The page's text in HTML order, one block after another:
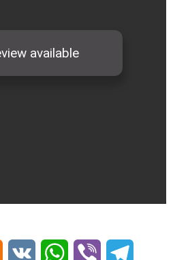
Odnoklassniki
VK WhatsApp
Viber